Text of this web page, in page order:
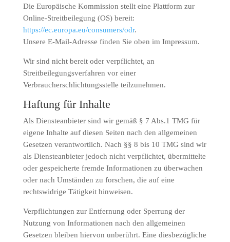
Die Europäische Kommission stellt eine Plattform zur
Online-Streitbeilegung (OS) bereit:
https://ec.europa.eu/consumers/odr.
Unsere E-Mail-Adresse finden Sie oben im Impressum.
Wir sind nicht bereit oder verpflichtet, an
Streitbeilegungsverfahren vor einer
Verbraucherschlichtungsstelle teilzunehmen.
Haftung für Inhalte
Als Diensteanbieter sind wir gemäß § 7 Abs.1 TMG für
eigene Inhalte auf diesen Seiten nach den allgemeinen
Gesetzen verantwortlich. Nach §§ 8 bis 10 TMG sind wir
als Diensteanbieter jedoch nicht verpflichtet, übermittelte
oder gespeicherte fremde Informationen zu überwachen
oder nach Umständen zu forschen, die auf eine
rechtswidrige Tätigkeit hinweisen.
Verpflichtungen zur Entfernung oder Sperrung der
Nutzung von Informationen nach den allgemeinen
Gesetzen bleiben hiervon unberührt. Eine diesbezügliche